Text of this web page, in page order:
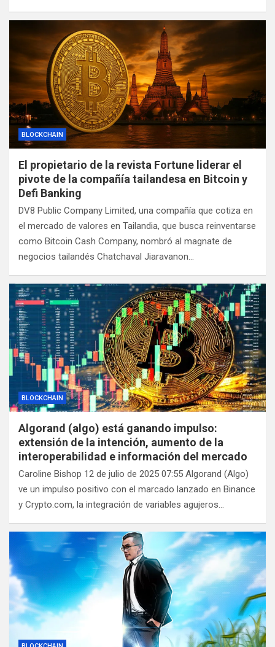
BLOCKCHAIN
El propietario de la revista Fortune liderar el
pivote de la compañía tailandesa en Bitcoin y
Defi Banking
DV8 Public Company Limited, una compañía que cotiza en
el mercado de valores en Tailandia, que busca reinventarse
como Bitcoin Cash Company, nombró al magnate de
negocios tailandés Chatchaval Jiaravanon…
BLOCKCHAIN
Algorand (algo) está ganando impulso:
extensión de la intención, aumento de la
interoperabilidad e información del mercado
Caroline Bishop 12 de julio de 2025 07:55 Algorand (Algo)
ve un impulso positivo con el marcado lanzado en Binance
y Crypto.com, la integración de variables agujeros…